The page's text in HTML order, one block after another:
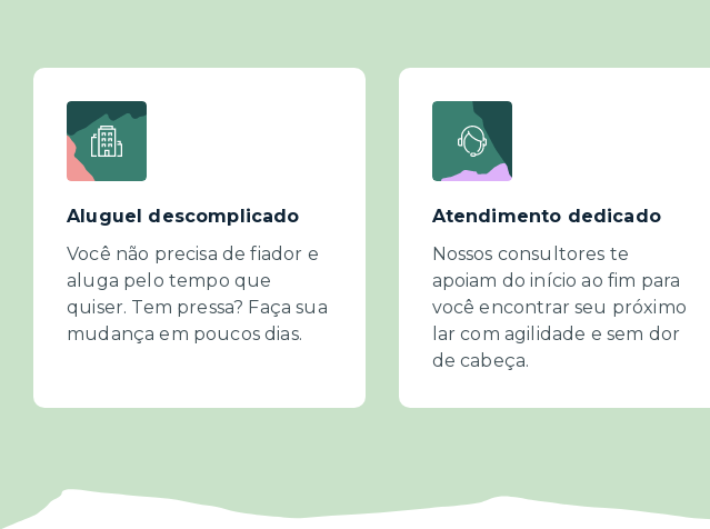
Aluguel descomplicado
Você não precisa de fiador e
aluga pelo tempo que
quiser. Tem pressa? Faça sua
mudança em poucos dias.
Atendimento dedicado
Nossos consultores te
apoiam do início ao fim para
você encontrar seu próximo
lar com agilidade e sem dor
de cabeça.